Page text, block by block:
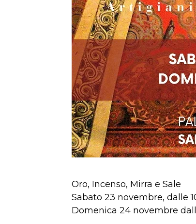
Oro, Incenso, Mirra e Sale
Sabato 23 novembre, dalle
Domenica 24 novembre